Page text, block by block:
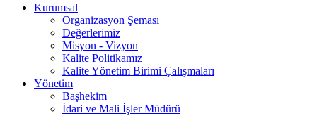
Kurumsal
Organizasyon Şeması
Değerlerimiz
Misyon - Vizyon
Kalite Politikamız
Kalite Yönetim Birimi Çalışmaları
Yönetim
Başhekim
İdari ve Mali İşler Müdürü